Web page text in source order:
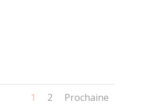
1 2 Prochaine